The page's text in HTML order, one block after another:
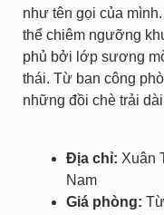
như tên gọi của
thể chiêm ngưỡng
phủ bởi lớp sương
thái. Từ ban công
những đồi chè trải
Địa chỉ: Xuân
Nam
Giá phòng: